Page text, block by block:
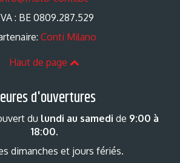
: BE 0809.287.529
Conti Milano
Haut de page
d'ouvertures
du lundi au samedi de 9:00 à
18:00.
dimanches et jours fériés.